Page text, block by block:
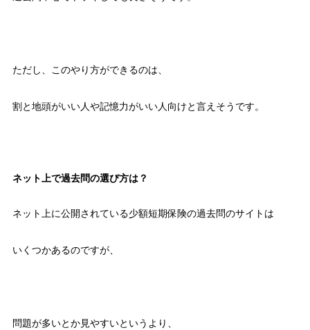
ただし、このやり方ができるのは、
割と地頭がいい人や記憶力がいい人向けと言えそうです。
ネット上で過去問の選び方は？
ネット上に公開されている少額短期保険の過去問のサイトは
いくつかあるのですが、
問題が多いとか見やすいというより、